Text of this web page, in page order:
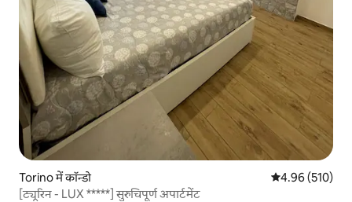
Torino में कॉन्डो औसत रेटिंग 5 में से
4.96 (510)
[ट्यूरिन - LUX *****] सुरुचिपूर्ण अपार्टमेंट